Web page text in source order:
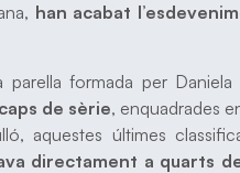
han acabat
parella formada per
de sèrie, enquadrades
aquestes últimes
directament a quarts